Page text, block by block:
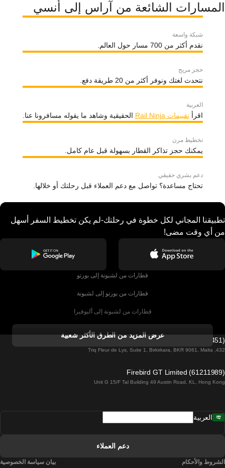
المسارات الشائعة من آراس إلى أنسي
شبكة واسعة
نقدم أكثر من 700 مسار حول العالم.
حجز مريح
نتحدث لغتك ونوفر أكثر من 20 طريقة دفع.
العربية
اقرأتقييمات Rail Ninja الحقيقية وشاهد ما يقوله مسافرونا عنا.
تخطيط مرن
يمكنك حجز تذاكر القطار بسهولة قبل عام كامل.
دعم بشري حقيقي
تحتاج مساعدة؟ تواصل مع دعم العملاء قبل رحلتك أو خلالها.
تطبيقنا المجاني لكل خطوة في رحلتك-لم يكن تخطيط السفر أسهل
من أي وقت مضى!
قطارات من لشبونة إلى بورتو
قطارات من بورتو إلى لشبونة
قطارات من لشبونة إلى ألبوفيرا
قطارات من ألبوفيرا إلى لشبونة
قطارات من لشبونة إلى لاغوس
قطارات من لشبونة إلى مدريد
عرض المزيد من الطرق الأكثر شعبية
Firebird GT Limited (OC 1451)
432, Triq Fleur de Lys, Suite 1, Birkirkara, BKR 9061, Malta
Firebird GT Limited (61211989)
Unit G 15/F Tal Building 49 Austin Road, KL, Hong Kong
العربية
دعم العملاء
الشروط والأحكام بيان سياسة الخصوصية